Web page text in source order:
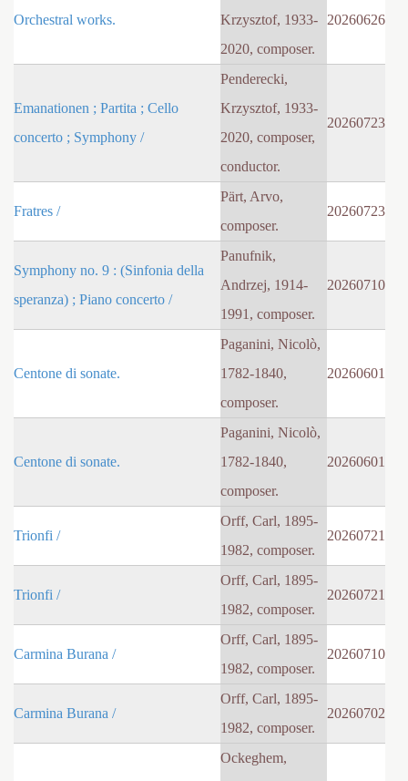
Orchestral works.
Krzysztof, 1933-
2020, composer.
20260626
Emanationen ; Partita ; Cello
concerto ; Symphony /
Penderecki,
Krzysztof, 1933-
2020, composer,
conductor.
20260723
Fratres /
Pärt, Arvo,
composer.
20260723
Symphony no. 9 : (Sinfonia della
speranza) ; Piano concerto /
Panufnik,
Andrzej, 1914-
1991, composer.
20260710
Centone di sonate.
Paganini, Nicolò,
1782-1840,
composer.
20260601
Centone di sonate.
Paganini, Nicolò,
1782-1840,
composer.
20260601
Trionfi /
Orff, Carl, 1895-
1982, composer.
20260721
Trionfi /
Orff, Carl, 1895-
1982, composer.
20260721
Carmina Burana /
Orff, Carl, 1895-
1982, composer.
20260710
Carmina Burana /
Orff, Carl, 1895-
1982, composer.
20260702
Ockeghem,